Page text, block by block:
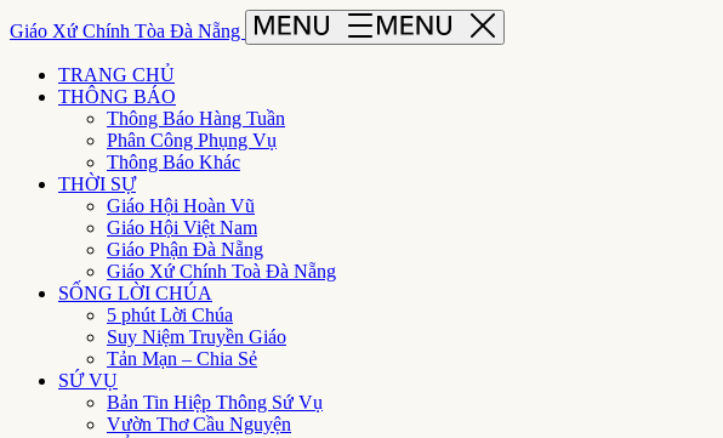
Giáo Xứ Chính Tòa Đà Nẵng
TRANG CHỦ
THÔNG BÁO
Thông Báo Hàng Tuần
Phân Công Phụng Vụ
Thông Báo Khác
THỜI SỰ
Giáo Hội Hoàn Vũ
Giáo Hội Việt Nam
Giáo Phận Đà Nẵng
Giáo Xứ Chính Toà Đà Nẵng
SỐNG LỜI CHÚA
5 phút Lời Chúa
Suy Niệm Truyền Giáo
Tản Mạn – Chia Sẻ
SỨ VỤ
Bản Tin Hiệp Thông Sứ Vụ
Vườn Thơ Cầu Nguyện